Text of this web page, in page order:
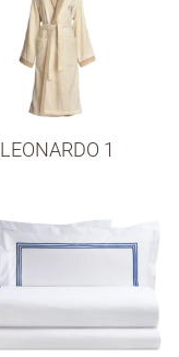
LEONARDO 1